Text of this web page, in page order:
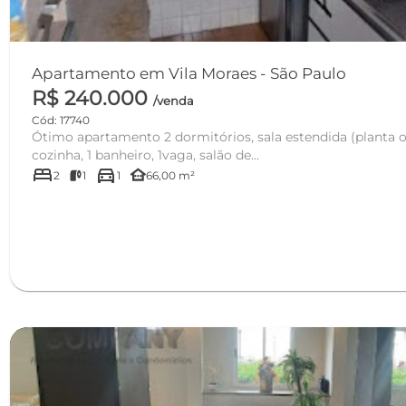
Apartamento em Vila Moraes - São Paulo
R$ 240.000 /venda
Cód: 17740
Ótimo apartamento 2 dormitórios, sala estendida (planta
cozinha, 1 banheiro, 1vaga, salão de...
bed2 1 directions_car 1 other_houses66,00 m²